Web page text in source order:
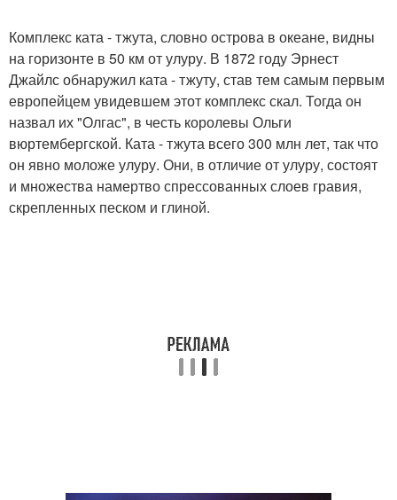
Комплекс ката - тжута, словно острова в океане, видны
на горизонте в 50 км от улуру. В 1872 году Эрнест
Джайлс обнаружил ката - тжуту, став тем самым первым
европейцем увидевшем этот комплекс скал. Тогда он
назвал их "Олгас", в честь королевы Ольги
вюртембергской. Ката - тжута всего 300 млн лет, так что
он явно моложе улуру. Они, в отличие от улуру, состоят
и множества намертво спрессованных слоев гравия,
скрепленных песком и глиной.